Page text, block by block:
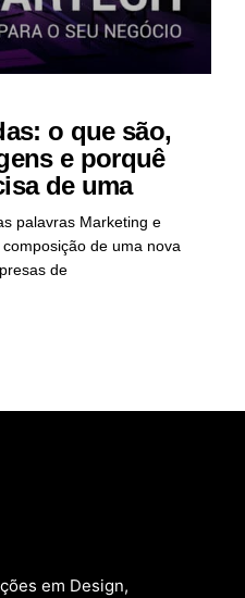
o que são,
e porquê
de uma
palavras Marketing e
de uma nova
de
em Design,